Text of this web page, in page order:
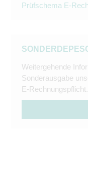
Prüfschema E-
Weitergehende
Sonderausgabe
E-Rechnungspflicht.